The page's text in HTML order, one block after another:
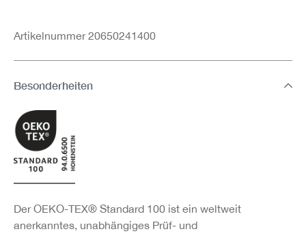
Artikelnummer 20650241400
Besonderheiten
Der OEKO-TEX® Standard 100 ist ein weltweit
anerkanntes, unabhängiges Prüf- und